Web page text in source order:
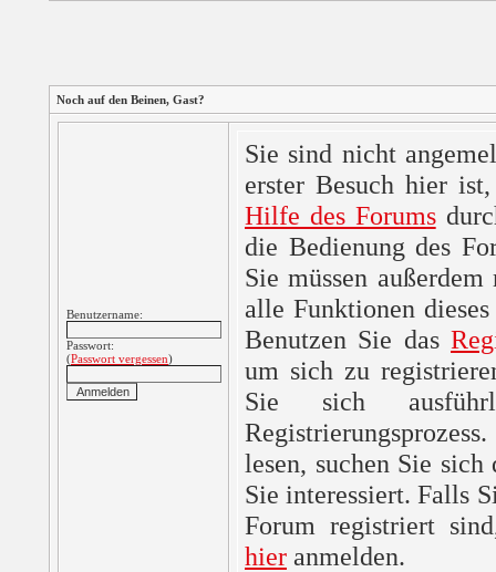
Noch auf den Beinen, Gast?
Benutzername:
Passwort:
(Passwort vergessen)
Sie sind nicht
erster Besuch hier
Hilfe des Forums
die Bedienung des
Sie müssen
alle Funktionen
Benutzen Sie das
um sich zu
Sie sich
lesen, suchen Sie sich
Sie interessiert. Falls
Forum registriert
hier anmelden.